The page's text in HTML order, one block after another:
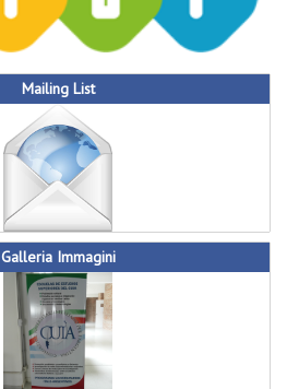
Mailing List
Galleria Immagini